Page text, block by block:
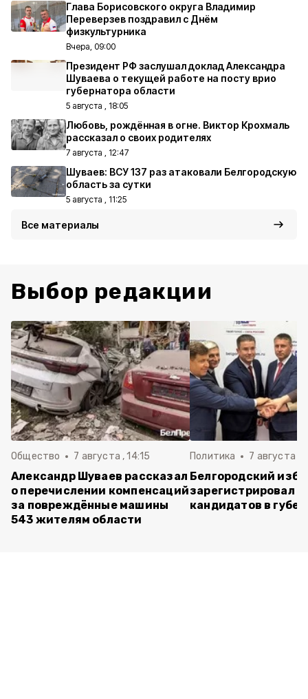
Глава Борисовского округа Владимир
Переверзев поздравил с Днём
физкультурника
Вчера, 09:00
Президент РФ заслушал доклад Александра
Шуваева о текущей работе на посту врио
губернатора области
5 августа , 18:05
Любовь, рождённая в огне. Виктор Крохмаль
рассказал о своих родителях
7 августа , 12:47
Шуваев: ВСУ 137 раз атаковали Белгородскую
область за сутки
5 августа , 11:25
Все материалы
Выбор редакции
Общество 7 августа , 14:15
Александр Шуваев рассказал
о перечислении компенсаций
за повреждённые машины
543 жителям области
Политика 7 августа ,
Белгородский
зарегистрировал
кандидатов в